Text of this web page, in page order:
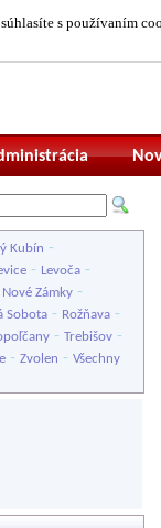
s používaním
Kubín -
- Levoča -
Nové Zámky -
Sobota - Rožňava -
- Trebišov -
- Zvolen - Všechny